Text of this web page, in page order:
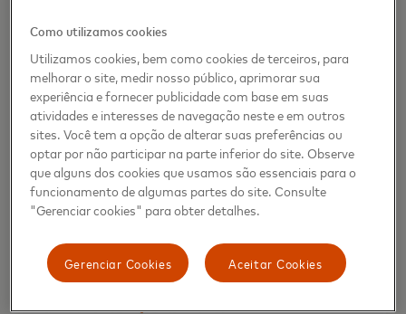
Além de evitar fraudes e prejuízos às
finanças e à imagem dos negócios, o
NuDetect ajuda a melhorar a experiência
das pessoas. A análise de bilhões de perfis
comportamentais feita pelo programa
evita atritos desnecessários, como
submeter alguém a comprovar sua
identidade por meio de outras etapas
Como utilizamos cookies
Utilizamos cookies, bem como cookies de terceiros, para
melhorar o site, medir nosso público, aprimorar sua
experiência e fornecer publicidade com base em suas
atividades e interesses de navegação neste e em outros
sites. Você tem a opção de alterar suas preferências ou
optar por não participar na parte inferior do site. Observe
que alguns dos cookies que usamos são essenciais para o
funcionamento de algumas partes do site. Consulte
"Gerenciar cookies" para obter detalhes.
Aceitar Cookies
Gerenciar Cookies